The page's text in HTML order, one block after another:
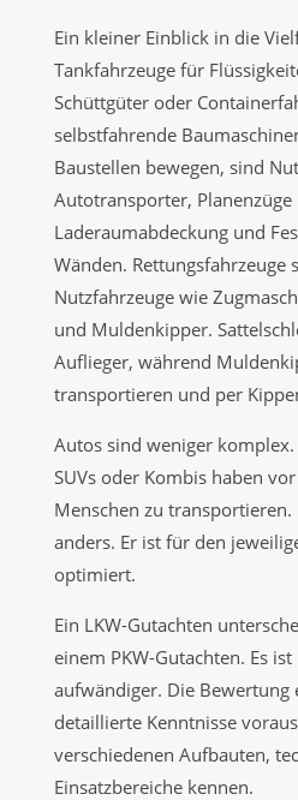
Ein kleiner Einblick in die
Tankfahrzeuge für
Schüttgüter oder
selbstfahrende
Baustellen bewegen, sind
Autotransporter,
Laderaumabdeckung und
Wänden. Rettungsfahrzeuge
Nutzfahrzeuge wie
und Muldenkipper.
Auflieger, während
transportieren und per
Autos sind weniger
SUVs oder Kombis haben
Menschen zu transportieren.
anders. Er ist für den
optimiert.
Ein LKW-Gutachten
einem PKW-Gutachten. Es
aufwändiger. Die Bewertung
detaillierte Kenntnisse
verschiedenen Aufbauten,
Einsatzbereiche kennen.